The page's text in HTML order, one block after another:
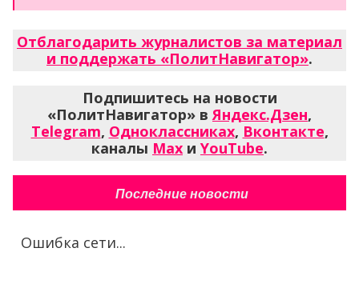
Отблагодарить журналистов за материал
и поддержать «ПолитНавигатор».
Подпишитесь на новости
«ПолитНавигатор» вЯндекс.Дзен,
Telegram, Одноклассниках, Вконтакте,
каналы Max и YouTube.
Последние новости
Ошибка сети...